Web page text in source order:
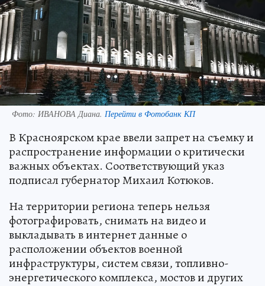
Фото: ИВАНОВА Диана. Перейти в Фотобанк КП
В Красноярском крае ввели запрет на съемку и
распространение информации о критически
важных объектах. Соответствующий указ
подписал губернатор Михаил Котюков.
На территории региона теперь нельзя
фотографировать, снимать на видео и
выкладывать в интернет данные о
расположении объектов военной
инфраструктуры, систем связи, топливно-
энергетического комплекса, мостов и других